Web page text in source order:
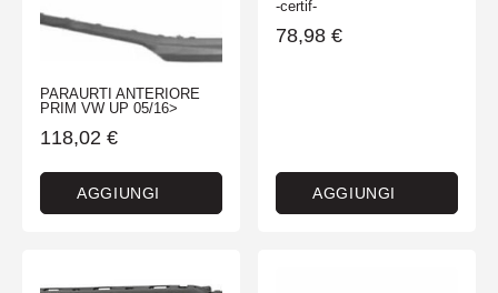
PARAURTI ANTERIORE
PRIM VW UP 05/16>
118,02 €
AGGIUNGI
-certif-
78,98 €
AGGIUNGI